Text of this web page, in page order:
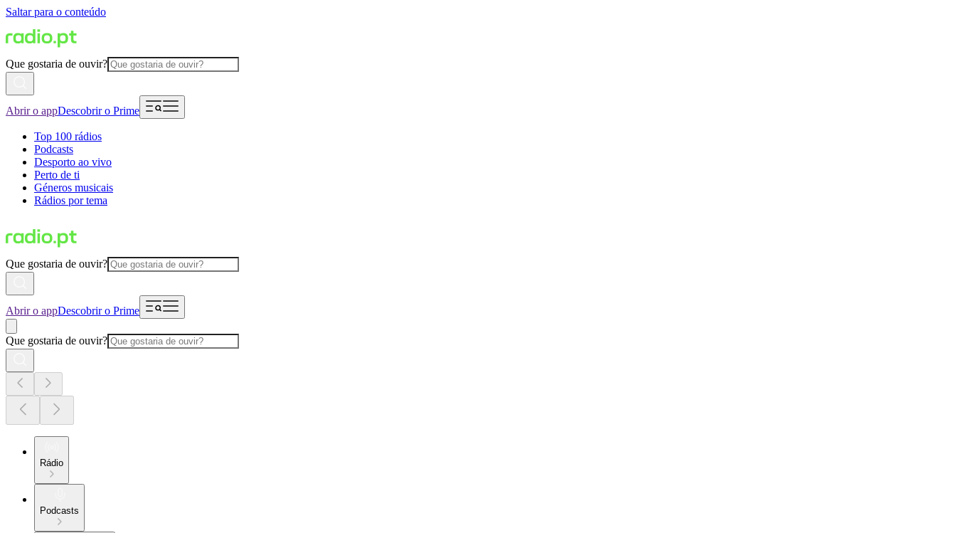
Saltar para o conteúdo
Que gostaria de ouvir?
Abrir o appDescobrir o Prime
Top 100 rádios
Podcasts
Desporto ao vivo
Perto de ti
Géneros musicais
Rádios por tema
Que gostaria de ouvir?
Abrir o appDescobrir o Prime
Que gostaria de ouvir?
Rádio
Podcasts